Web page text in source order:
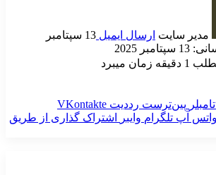
مدیر سایت ارسال ایمیل
13 سپتامبر
2025
میبرد
‫تامبلر ‫پین‌ترست ‫رددیت ‫VKontakte
واتس آپ تلگرام وایبر
اشتراک گذاری از طریق